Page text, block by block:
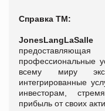
Справка ТМ:
JonesLangLaSalle
профессиональные
всему миру
интегрированные
инвесторам,
прибыль от своих